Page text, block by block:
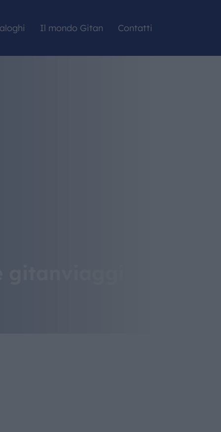
Il mondo Gitan Contatti